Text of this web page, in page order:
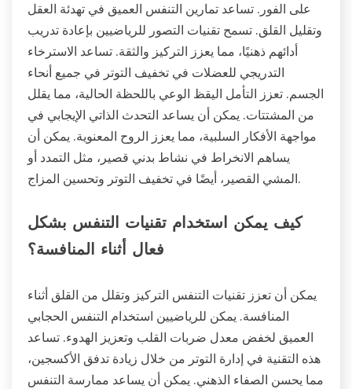
على الفور. تساعد تمارين التنفس العميق في تهدئة العقل
وتقليل القلق. تسمح تقنيات التصور للرياضيين بإعادة تدريب
أدائهم ذهنيًا، مما يعزز التركيز والثقة. تساعد الاسترخاء
التدريجي للعضلات في تخفيف التوتر في جميع أنحاء
الجسم. تعزز التأمل اليقظ الوعي باللحظة الحالية، مما يقلل
من المشتتات. يمكن أن يساعد التحدث الذاتي الإيجابي في
مواجهة الأفكار السلبية، مما يعزز الروح المعنوية. يمكن أن
يساهم الانخراط في نشاط بدني قصير، مثل التمدد أو
المشي القصير، أيضًا في تخفيف التوتر وتحسين المزاج.
كيف يمكن استخدام تقنيات التنفس بشكل
فعال أثناء المنافسة؟
يمكن أن تعزز تقنيات التنفس التركيز وتقلل من القلق أثناء
المنافسة. يمكن للرياضيين استخدام التنفس الحجابي
العميق لخفض معدل ضربات القلب وتعزيز الهدوء. تساعد
هذه التقنية في إدارة التوتر من خلال زيادة تدفق الأكسجين،
مما يحسن الصفاء الذهني. يمكن أن يساعد ممارسة التنفس